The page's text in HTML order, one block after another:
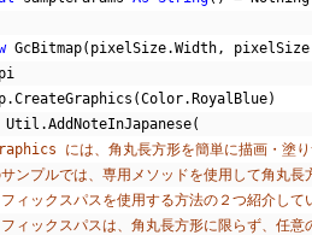
GcBitmap( pixelSize.Width, pixelSize
.CreateGraphics (Color. RoyalBlue)
Util .AddNoteInJapanese(
には、角丸長方形を簡単に描画・塗
ンプルでは、専用メソッドを使用して角丸
ィックスパスを使用する方法の２つ紹介して
ィックスパスは、角丸長方形に限らず、任